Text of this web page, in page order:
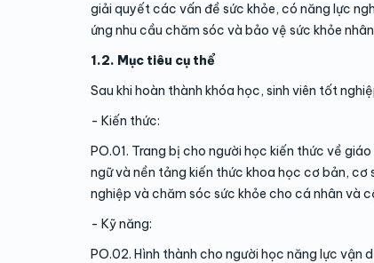
giải quyết các vấn đề sức khỏe, có năng lực
ứng nhu cầu chăm sóc và bảo vệ sức khỏe
1.2. Mục tiêu cụ thể
Sau khi hoàn thành khóa học, sinh viên tốt
- Kiến thức:
PO.01. Trang bị cho người học kiến thức về
ngữ và nền tảng kiến thức khoa học cơ bản, cơ
nghiệp và chăm sóc sức khỏe cho cá nhân và
- Kỹ năng:
PO.02. Hình thành cho người học năng lực